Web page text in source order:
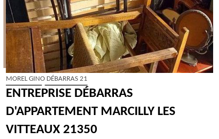
MOREL GINO DÉBARRAS 21
ENTREPRISE DÉBARRAS
D'APPARTEMENT MARCILLY LES
VITTEAUX 21350